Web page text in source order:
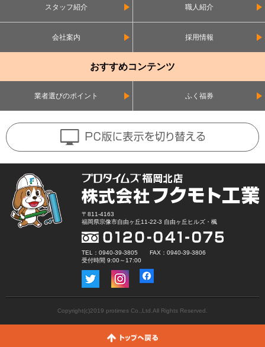
スタッフ紹介 職人紹介
会社案内 採用情報
おすすめコンテンツ
業者選びのポイント ふく福券
〒811-4163
福岡県宗像市自由ヶ丘11-22-3 自由ヶ丘ヒルズ・楓
TEL：0940-39-3805 FAX：0940-39-3806
受付時間 9:00～17:00
Copyright(c)2019 protimes Co.,Ltd.All Rights Reserved.